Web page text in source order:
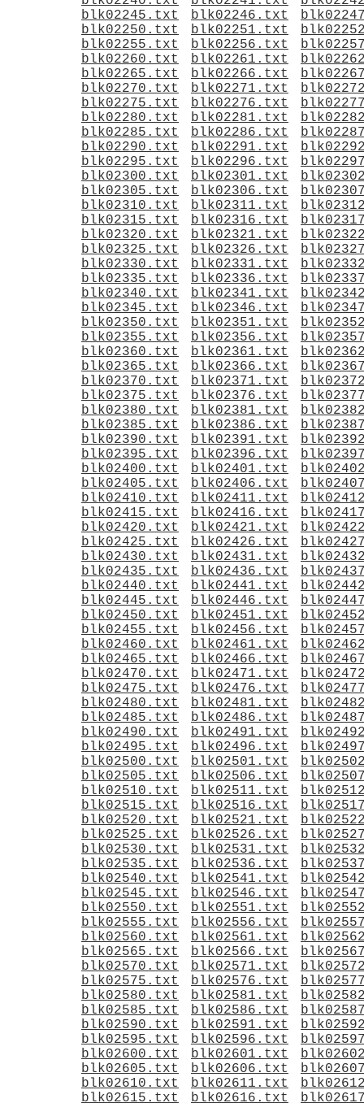
blk02245.txt
blk02246.txt
blk02250.txt
blk02251.txt
blk02255.txt
blk02256.txt
blk02260.txt
blk02261.txt
blk02265.txt
blk02266.txt
blk02270.txt
blk02271.txt
blk02275.txt
blk02276.txt
blk02280.txt
blk02281.txt
blk02285.txt
blk02286.txt
blk02290.txt
blk02291.txt
blk02295.txt
blk02296.txt
blk02300.txt
blk02301.txt
blk02305.txt
blk02306.txt
blk02310.txt
blk02311.txt
blk02315.txt
blk02316.txt
blk02320.txt
blk02321.txt
blk02325.txt
blk02326.txt
blk02330.txt
blk02331.txt
blk02335.txt
blk02336.txt
blk02340.txt
blk02341.txt
blk02345.txt
blk02346.txt
blk02350.txt
blk02351.txt
blk02355.txt
blk02356.txt
blk02360.txt
blk02361.txt
blk02365.txt
blk02366.txt
blk02370.txt
blk02371.txt
blk02375.txt
blk02376.txt
blk02380.txt
blk02381.txt
blk02385.txt
blk02386.txt
blk02390.txt
blk02391.txt
blk02395.txt
blk02396.txt
blk02400.txt
blk02401.txt
blk02405.txt
blk02406.txt
blk02410.txt
blk02411.txt
blk02415.txt
blk02416.txt
blk02420.txt
blk02421.txt
blk02425.txt
blk02426.txt
blk02430.txt
blk02431.txt
blk02435.txt
blk02436.txt
blk02440.txt
blk02441.txt
blk02445.txt
blk02446.txt
blk02450.txt
blk02451.txt
blk02455.txt
blk02456.txt
blk02460.txt
blk02461.txt
blk02465.txt
blk02466.txt
blk02470.txt
blk02471.txt
blk02475.txt
blk02476.txt
blk02480.txt
blk02481.txt
blk02485.txt
blk02486.txt
blk02490.txt
blk02491.txt
blk02495.txt
blk02496.txt
blk02500.txt
blk02501.txt
blk02505.txt
blk02506.txt
blk02510.txt
blk02511.txt
blk02515.txt
blk02516.txt
blk02520.txt
blk02521.txt
blk02525.txt
blk02526.txt
blk02530.txt
blk02531.txt
blk02535.txt
blk02536.txt
blk02540.txt
blk02541.txt
blk02545.txt
blk02546.txt
blk02550.txt
blk02551.txt
blk02555.txt
blk02556.txt
blk02560.txt
blk02561.txt
blk02565.txt
blk02566.txt
blk02570.txt
blk02571.txt
blk02575.txt
blk02576.txt
blk02580.txt
blk02581.txt
blk02585.txt
blk02586.txt
blk02590.txt
blk02591.txt
blk02595.txt
blk02596.txt
blk02600.txt
blk02601.txt
blk02605.txt
blk02606.txt
blk02610.txt
blk02611.txt
blk02615.txt
blk02616.txt